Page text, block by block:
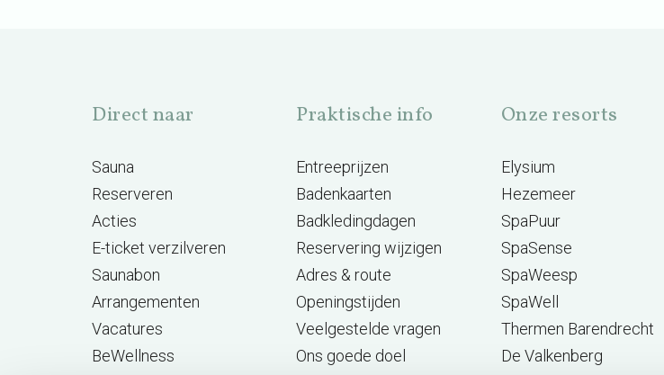
Direct naar
Sauna
Reserveren
Acties
E-ticket verzilveren
Saunabon
Arrangementen
Vacatures
BeWellness
Praktische info
Entreeprijzen
Badenkaarten
Badkledingdagen
Reservering wijzigen
Adres & route
Openingstijden
Veelgestelde vragen
Ons goede doel
Onze resorts
Elysium
Hezemeer
SpaPuur
SpaSense
SpaWeesp
SpaWell
Thermen Barendrecht
De Valkenberg